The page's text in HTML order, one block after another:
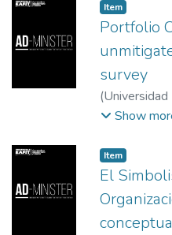
Item
Portfolio
survey
(Universidad
Maya Ochoa;
Show
Item
El